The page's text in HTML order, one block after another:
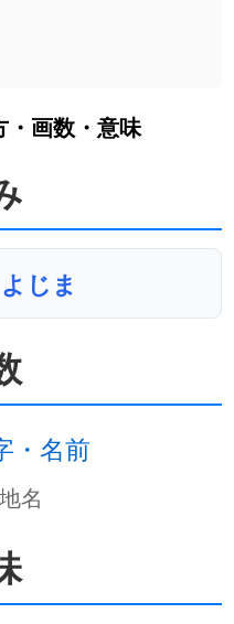
・画数・意味
よじま
・名前
名